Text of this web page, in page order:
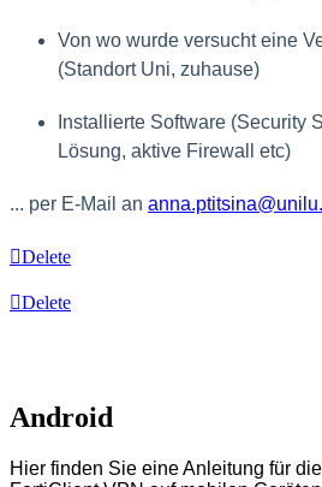
Von wo wurde versucht eine
(Standort Uni, zuhause)
Installierte Software (Security
Lösung, aktive Firewall etc)
... per E-Mail an
Delete
Delete
Android
Hier finden Sie eine Anleitung für